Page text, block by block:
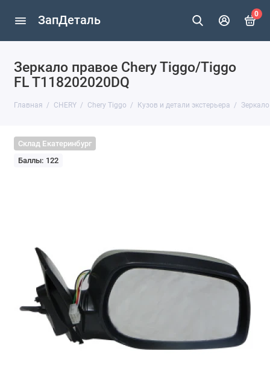
ЗапДеталь 0
Зеркало правое Chery Tiggo/Tiggo
FL T118202020DQ
Главная CHERY Chery Tiggo Кузов и детали экстерьера
Склад Екатеринбург
Баллы: 122